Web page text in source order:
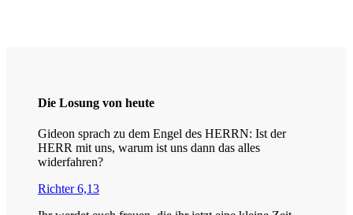
Die Losung von heute
Gideon sprach zu dem Engel des HERRN: Ist der
HERR mit uns, warum ist uns dann das alles
widerfahren?
Richter 6,13